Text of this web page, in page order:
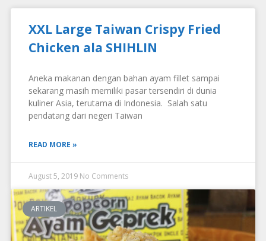
XXL Large Taiwan Crispy Fried
Chicken ala SHIHLIN
Aneka makanan dengan bahan ayam fillet sampai
sekarang masih memiliki pasar tersendiri di dunia
kuliner Asia, terutama di Indonesia. Salah satu
pendatang dari negeri Taiwan
READ MORE »
August 5, 2019 No Comments
ARTIKEL